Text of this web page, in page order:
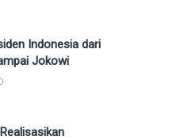
Indonesia dari
Jokowi